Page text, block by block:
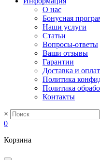
О нас
Бонусная
Наши услуги
Статьи
Вопросы-ответы
Ваши отзывы
Гарантии
Доставка и
Политика
Политика
Контакты
×
0
Корзина